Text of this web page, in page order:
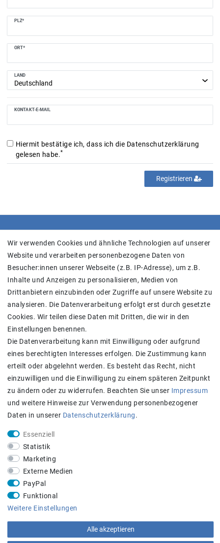
PLZ*
ORT*
LAND
KONTAKT-E-MAIL
Hiermit bestätige ich, dass ich die Daten­schutz­erklärung
gelesen habe.*
Registrieren
SHOP
Widerrufs­formular
Daten­schutz­erklärung
Zahlung und Versand
Achtung:Aktuell längere Lieferzeiten
STAY CONNECTED
+43 660 5136005
Wir verwenden Cookies und ähnliche Technologien auf unserer
Website und verarbeiten personenbezogene Daten von
Besucher:innen unserer Webseite (z.B. IP-Adresse), um z.B.
Inhalte und Anzeigen zu personalisieren, Medien von
Drittanbietern einzubinden oder Zugriffe auf unsere Website zu
analysieren. Die Datenverarbeitung erfolgt erst durch gesetzte
Cookies. Wir teilen diese Daten mit Dritten, die wir in den
Einstellungen benennen.
Die Datenverarbeitung kann mit Einwilligung oder aufgrund
eines berechtigten Interesses erfolgen. Die Zustimmung kann
erteilt oder abgelehnt werden. Es besteht das Recht, nicht
einzuwilligen und die Einwilligung zu einem späteren Zeitpunkt
zu ändern oder zu widerrufen. Beachten Sie unser Impressum
und weitere Hinweise zur Verwendung personenbezogener
Daten in unserer Daten­schutz­erklärung.
Essenziell
Statistik
Marketing
Externe Medien
PayPal
Funktional
Weitere Einstellungen
Alle akzeptieren